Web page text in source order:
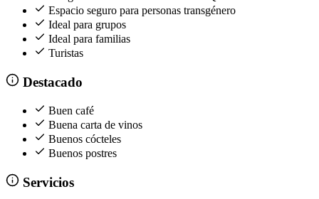
Espacio seguro para personas transgénero
Ideal para grupos
Ideal para familias
Turistas
Destacado
Buen café
Buena carta de vinos
Buenos cócteles
Buenos postres
Servicios